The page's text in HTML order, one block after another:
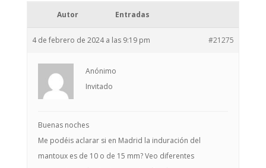
Autor Entradas
4 de febrero de 2024 a las 9:19 pm #21275
Anónimo
Invitado
Buenas noches
Me podéis aclarar si en Madrid la induración del
mantoux es de 10 o de 15 mm? Veo diferentes